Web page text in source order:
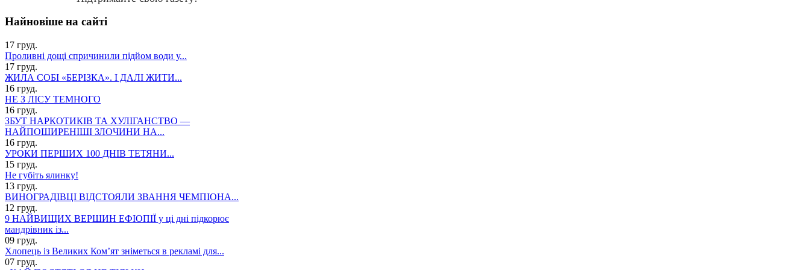
Найновіше на сайті
17 груд.
Проливні дощі спричинили підйом води у...
17 груд.
ЖИЛА СОБІ «БЕРІЗКА». І ДАЛІ ЖИТИ...
16 груд.
НЕ З ЛІСУ ТЕМНОГО
16 груд.
ЗБУТ НАРКОТИКІВ ТА ХУЛІГАНСТВО —
НАЙПОШИРЕНІШІ ЗЛОЧИНИ НА...
16 груд.
УРОКИ ПЕРШИХ 100 ДНІВ ТЕТЯНИ...
15 груд.
Не губіть ялинку!
13 груд.
ВИНОГРАДІВЦІ ВІДСТОЯЛИ ЗВАННЯ ЧЕМПІОНА...
12 груд.
9 НАЙВИЩИХ ВЕРШИН ЕФІОПІЇ у ці дні підкорює
мандрівник із...
09 груд.
Хлопець із Великих Ком’ят зніметься в рекламі для...
07 груд.